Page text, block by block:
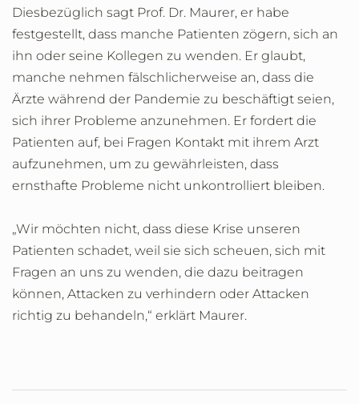
Diesbezüglich sagt Prof. Dr. Maurer, er habe
festgestellt, dass manche Patienten zögern, sich an
ihn oder seine Kollegen zu wenden. Er glaubt,
manche nehmen fälschlicherweise an, dass die
Ärzte während der Pandemie zu beschäftigt seien,
sich ihrer Probleme anzunehmen. Er fordert die
Patienten auf, bei Fragen Kontakt mit ihrem Arzt
aufzunehmen, um zu gewährleisten, dass
ernsthafte Probleme nicht unkontrolliert bleiben.
„Wir möchten nicht, dass diese Krise unseren
Patienten schadet, weil sie sich scheuen, sich mit
Fragen an uns zu wenden, die dazu beitragen
können, Attacken zu verhindern oder Attacken
richtig zu behandeln,“ erklärt Maurer.